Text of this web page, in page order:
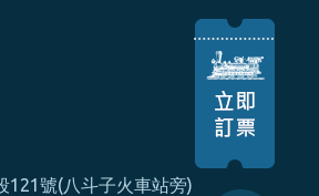
121號(八斗子火車站旁)